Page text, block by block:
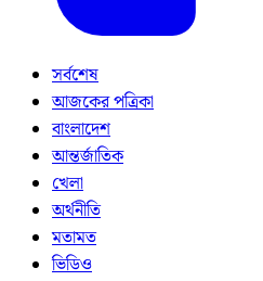
সর্বশেষ
আজকের পত্রিকা
বাংলাদেশ
আন্তর্জাতিক
খেলা
অর্থনীতি
মতামত
ভিডিও